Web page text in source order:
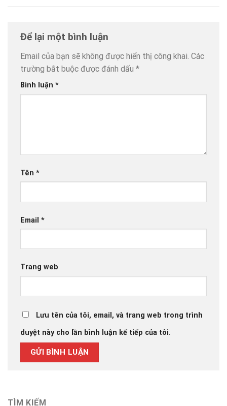
Để lại một bình luận
Email của bạn sẽ không được hiển thị công khai. Các
trường bắt buộc được đánh dấu *
Bình luận *
Tên *
Email *
Trang web
Lưu tên của tôi, email, và trang web trong trình
duyệt này cho lần bình luận kế tiếp của tôi.
TÌM KIẾM